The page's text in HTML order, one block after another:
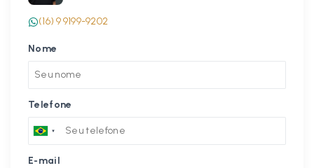
(16) 9 9199-9202
Nome
Telefone
E-mail